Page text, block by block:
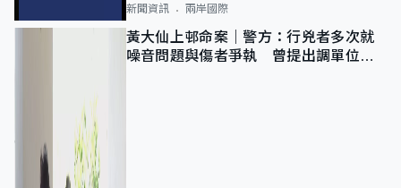
新聞資訊 兩岸國際
黃大仙上邨命案｜警方：行兇者多次就
噪音問題與傷者爭執 曾提出調單位已